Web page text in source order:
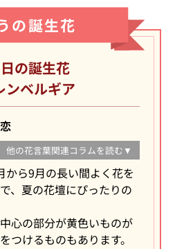
の誕生花
の誕生花
ンベルギア
他の花言葉関連コラムを読む▼
から9月の長い間よく花を
、夏の花壇にぴったりの
心の部分が黄色いものが
つけるものもあります。